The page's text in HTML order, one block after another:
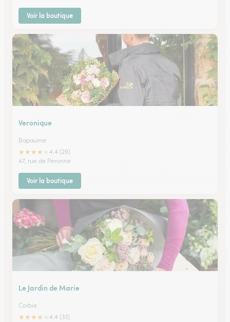
Voir la boutique
Veronique
Bapaume
★★★★
4.4 (29)
47, rue de Peronne
Voir la boutique
Le Jardin de Marie
Corbie
★★★★
4.4 (33)